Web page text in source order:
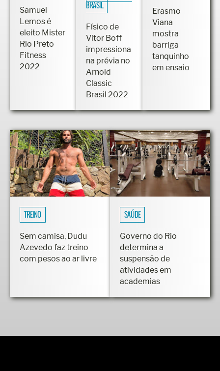
Samuel
Lemos é
eleito Mister
Rio Preto
Fitness
2022
BRASIL
Físico de
Vitor Boff
impressiona
na prévia no
Arnold
Classic
Brasil 2022
Erasmo
Viana
mostra
barriga
tanquinho
em ensaio
TREINO
Sem camisa, Dudu
Azevedo faz treino
com pesos ao ar livre
SAÚDE
Governo do Rio
determina a
suspensão de
atividades em
academias